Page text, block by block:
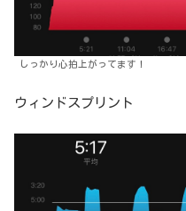
しっかり心拍上がってます！
ウィンドスプリント